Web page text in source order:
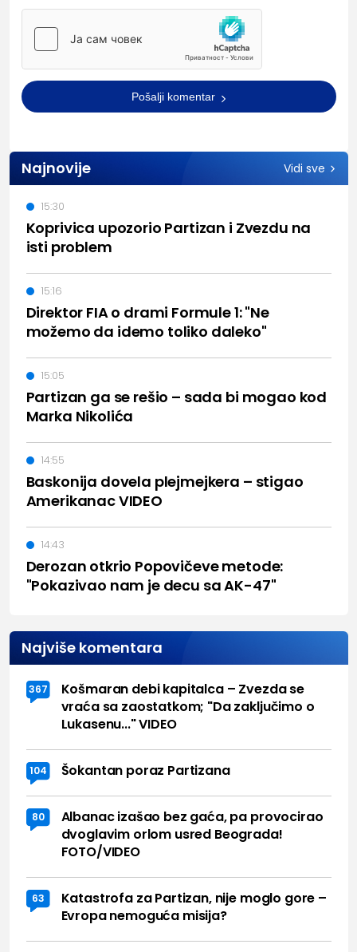
Pošalji komentar
Najnovije Vidi sve
Koprivica upozorio Partizan i Zvezdu na
isti problem
15:30
Direktor FIA o drami Formule 1: "Ne
možemo da idemo toliko daleko"
15:16
Partizan ga se rešio – sada bi mogao kod
Marka Nikolića
15:05
Baskonija dovela plejmejkera – stigao
Amerikanac VIDEO
14:55
Derozan otkrio Popovičeve metode:
"Pokazivao nam je decu sa AK-47"
14:43
Najviše komentara
367
Košmaran debi kapitalca – Zvezda se
vraća sa zaostatkom; "Da zaključimo o
Lukasenu..." VIDEO
104 Šokantan poraz Partizana
80
Albanac izašao bez gaća, pa provocirao
dvoglavim orlom usred Beograda!
FOTO/VIDEO
63
Katastrofa za Partizan, nije moglo gore –
Evropa nemoguća misija?